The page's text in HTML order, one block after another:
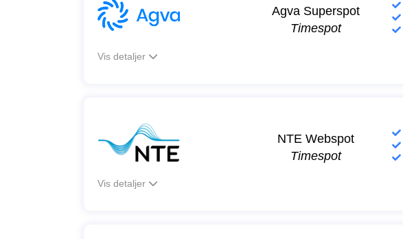
Agva Superspot
Timespot
Vis detaljer
NTE Webspot
Timespot
Vis detaljer